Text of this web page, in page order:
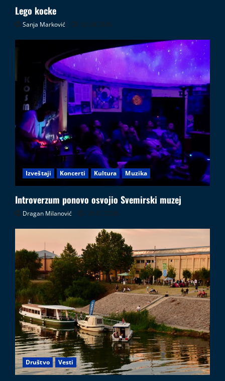
Lego kocke
Sanja Marković 02.08.2026
Izveštaji Koncerti Kultura Muzika
Introverzum ponovo osvojio Svemirski muzej
Dragan Milanović 28.07.2026
Društvo Vesti